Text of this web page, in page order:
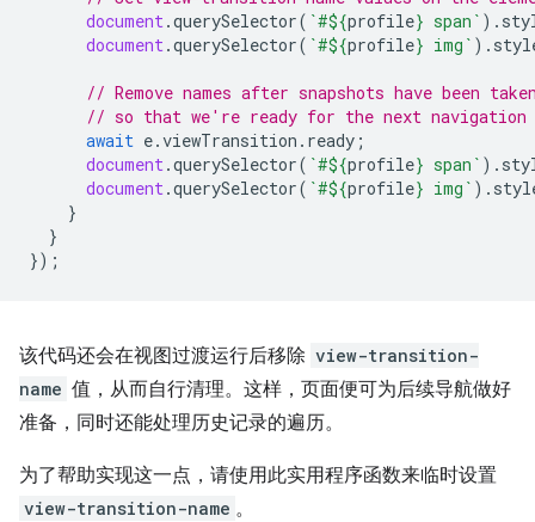
document .querySelector( `#${profile} span` ).
document .querySelector( `#${profile} img` ).
// Remove names after snapshots have been
// so that we're ready for the next navigation
await e.viewTransition . ready ;
document .querySelector( `#${profile} span` ).
document .querySelector( `#${profile} img` ).
}
}
});
该代码还会在视图过渡运行后移除 view-transition-
name 值，从而自行清理。这样，页面便可为后续导航做好
准备，同时还能处理历史记录的遍历。
为了帮助实现这一点，请使用此实用程序函数来临时设置
view-transition-name 。